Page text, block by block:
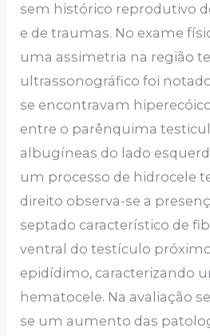
sem histórico reprodutivo
e de traumas. No exame
uma assimetria na região
ultrassonográfico foi
se encontravam
entre o parênquima
albugíneas do lado
um processo de hidrocele
direito observa-se a
septado característico de
ventral do testículo
epidídimo, caracterizando
hematocele. Na avaliação
se um aumento das